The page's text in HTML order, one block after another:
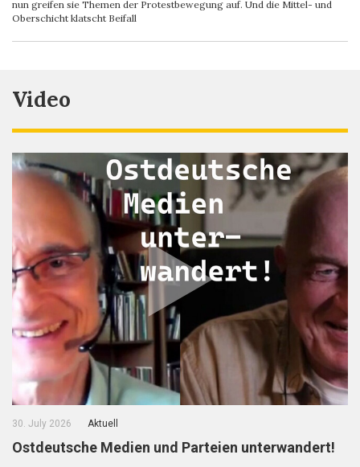
nun greifen sie Themen der Protestbewegung auf. Und die Mittel- und
Oberschicht klatscht Beifall
Video
30. July 2026 Aktuell
Ostdeutsche Medien und Parteien unterwandert!